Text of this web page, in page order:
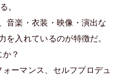
。
音楽・衣装・映像・演出な
を入れているのが特徴だ。
？
ーマンス、セルフプロデュ